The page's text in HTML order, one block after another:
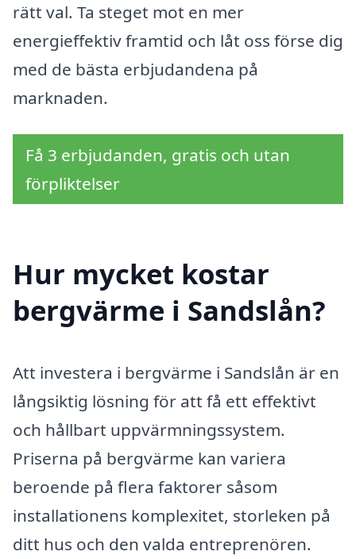
rätt val. Ta steget mot en mer
energieffektiv framtid och låt oss förse dig
med de bästa erbjudandena på
marknaden.
Få 3 erbjudanden, gratis och utan
förpliktelser
Hur mycket kostar
bergvärme i Sandslån?
Att investera i bergvärme i Sandslån är en
långsiktig lösning för att få ett effektivt
och hållbart uppvärmningssystem.
Priserna på bergvärme kan variera
beroende på flera faktorer såsom
installationens komplexitet, storleken på
ditt hus och den valda entreprenören.